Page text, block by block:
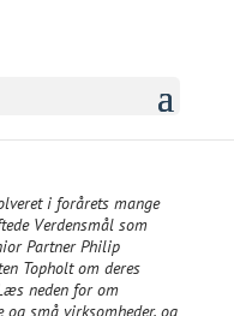
i forårets mange
Verdensmål som
Partner Philip
Topholt om deres
neden for om
små virksomheder, og